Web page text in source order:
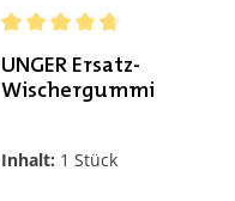
UNGER Ersatz-
Wischergummi
Inhalt: 1 Stück